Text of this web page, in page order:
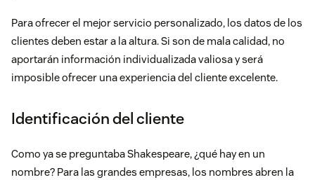
Para ofrecer el mejor servicio personalizado, los datos de los
clientes deben estar a la altura. Si son de mala calidad, no
aportarán información individualizada valiosa y será
imposible ofrecer una experiencia del cliente excelente.
Identificación del cliente
Como ya se preguntaba Shakespeare, ¿qué hay en un
nombre? Para las grandes empresas, los nombres abren la